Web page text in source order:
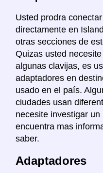
Usted prodra
directamente en
otras secciones de
Quizas usted
algunas clavijas, es
adaptadores en
usado en el país.
ciudades usan
necesite investigar
encuentra mas
saber.
Adaptadores